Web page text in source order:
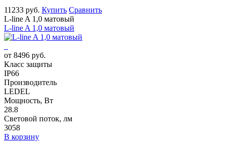
11233 руб. Купить Сравнить
L-line A 1,0 матовый
L-line A 1,0 матовый
от 8496 руб.
Класс защиты
IP66
Производитель
LEDEL
Мощность, Вт
28.8
Световой поток, лм
3058
В корзину